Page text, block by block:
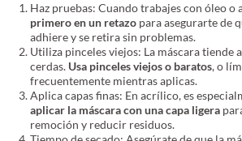
Haz pruebas: Cuando trabajes con óleo o
primero en un retazo para asegurarte de
adhiere y se retira sin problemas.
Utiliza pinceles viejos: La máscara tiende
cerdas. Usa pinceles viejos o baratos, o
frecuentemente mientras aplicas.
Aplica capas finas: En acrílico, es
aplicar la máscara con una capa ligera
remoción y reducir residuos.